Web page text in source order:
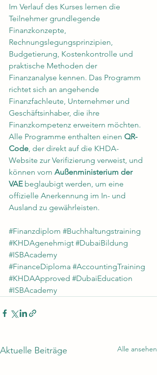
Im Verlauf des Kurses lernen die
Teilnehmer grundlegende
Finanzkonzepte,
Rechnungslegungsprinzipien,
Budgetierung, Kostenkontrolle und
praktische Methoden der
Finanzanalyse kennen. Das Programm
richtet sich an angehende
Finanzfachleute, Unternehmer und
Geschäftsinhaber, die ihre
Finanzkompetenz erweitern möchten.
Alle Programme enthalten einen QR-
Code, der direkt auf die KHDA-
Website zur Verifizierung verweist, und
können vom Außenministerium der
VAE beglaubigt werden, um eine
offizielle Anerkennung im In- und
Ausland zu gewährleisten.
#Finanzdiplom #Buchhaltungstraining
#KHDAgenehmigt #DubaiBildung
#ISBAcademy
#FinanceDiploma #AccountingTraining
#KHDAApproved #DubaiEducation
#ISBAcademy
Aktuelle Beiträge Alle ansehen